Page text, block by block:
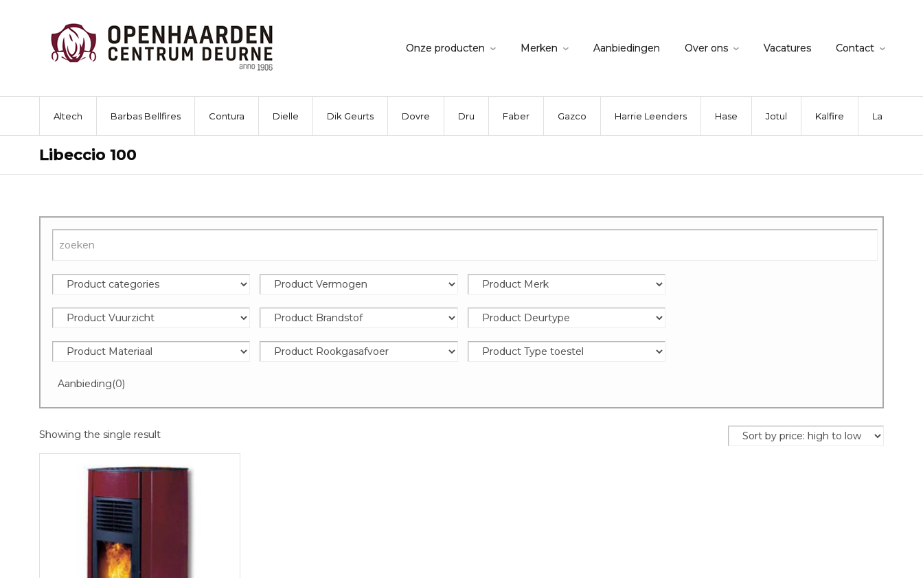
Onze producten Merken Aanbiedingen Over ons Vacatures Contact
Altech Barbas Bellfires Contura Dielle Dik Geurts Dovre Dru Faber Gazco Harrie Leenders Hase Jotul Kalfire La
Libeccio 100
Aanbieding(0)
Showing the single result